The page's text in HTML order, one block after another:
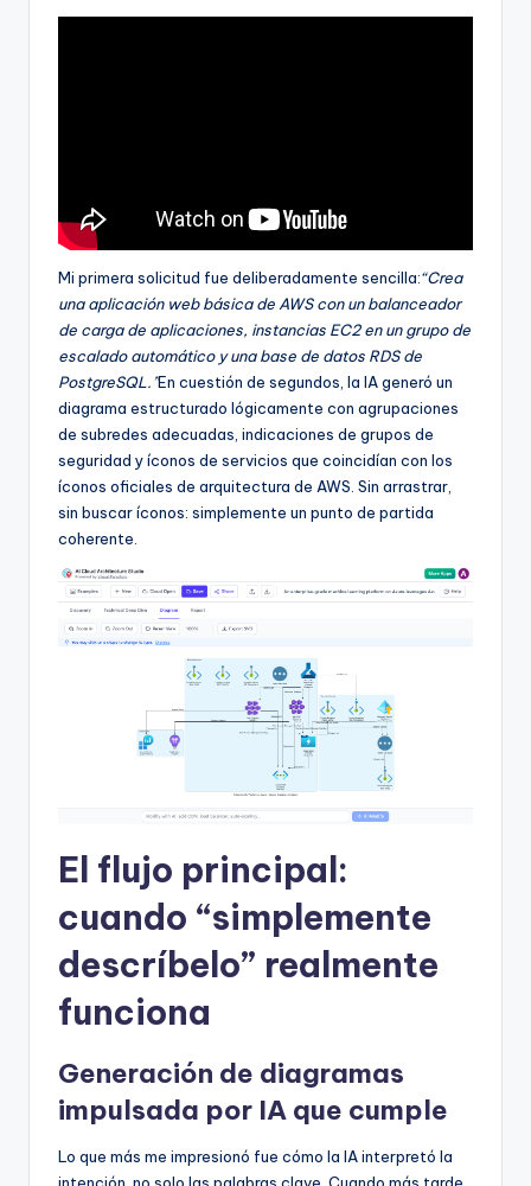
Mi primera solicitud fue deliberadamente sencilla:“Crea
una aplicación web básica de AWS con un balanceador
de carga de aplicaciones, instancias EC2 en un grupo de
escalado automático y una base de datos RDS de
PostgreSQL.”En cuestión de segundos, la IA generó un
diagrama estructurado lógicamente con agrupaciones
de subredes adecuadas, indicaciones de grupos de
seguridad y íconos de servicios que coincidían con los
íconos oficiales de arquitectura de AWS. Sin arrastrar,
sin buscar íconos: simplemente un punto de partida
coherente.
El flujo principal:
cuando “simplemente
descríbelo” realmente
funciona
Generación de diagramas
impulsada por IA que cumple
Lo que más me impresionó fue cómo la IA interpretó la
intención, no solo las palabras clave. Cuando más tarde